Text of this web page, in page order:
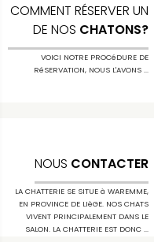
COMMENT RÉSERVER UN
DE NOS CHATONS?
VOICI NOTRE PROCéDURE DE
RéSERVATION, NOUS L'AVONS ...
NOUS CONTACTER
LA CHATTERIE SE SITUE à WAREMME,
EN PROVINCE DE LIèGE. NOS CHATS
VIVENT PRINCIPALEMENT DANS LE
SALON. LA CHATTERIE EST DONC ...